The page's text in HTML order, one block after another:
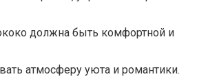
должна быть комфортной и
атмосферу уюта и романтики.